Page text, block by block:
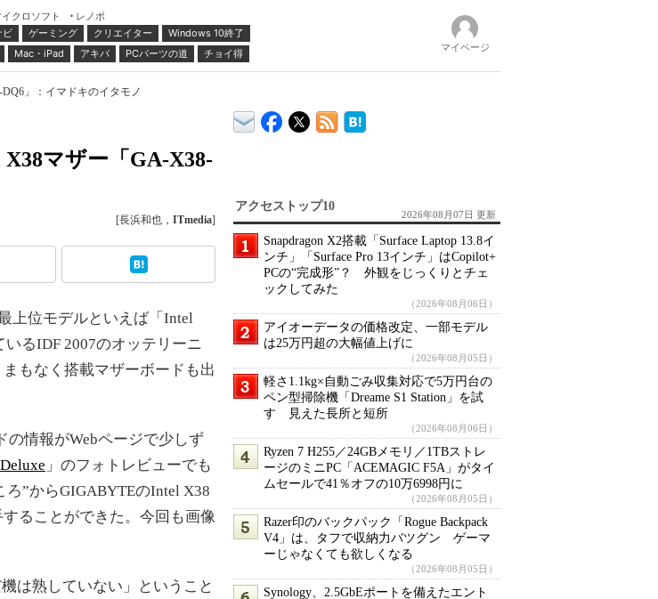
クロソフト
レノボ
ビ ゲーミング クリエイター
Windows 10終了
Mac・iPad アキバ PCパーツの道 チョイ得 マイページ
」：イマドキのイタモノ
マザー「GA-X38-
[長浜和也， ITmedia]
上位モデルといえば「Intel
るIDF 2007のオッテリーニ
もなく搭載マザーボードも出
情報がWebページで少しず
」のフォトレビューでも
ろ”からGIGABYTEのIntel X38
ることができた。今回も画像
は熟していない」ということ
アクセストップ10
2026年08月07日 更新
Snapdragon X2搭載「Surface Laptop 13.8イ
ンチ」「Surface Pro 13インチ」はCopilot+
PCの“完成形”？ 外観をじっくりとチェ
ックしてみた
（2026年08月06日）
アイオーデータの価格改定、一部モデル
は25万円超の大幅値上げに
（2026年08月05日）
軽さ1.1kg×自動ごみ収集対応で5万円台の
ペン型掃除機「Dreame S1 Station」を試
す 見えた長所と短所
（2026年08月06日）
Ryzen 7 H255／24GBメモリ／1TBストレ
ージのミニPC「ACEMAGIC F5A」がタイ
ムセールで41％オフの10万6998円に
（2026年08月05日）
Razer印のバックパック「Rogue Backpack
V4」は、タフで収納力バツグン ゲーマ
ーじゃなくても欲しくなる
（2026年08月05日）
Synology、2.5GbEポートを備えたエント